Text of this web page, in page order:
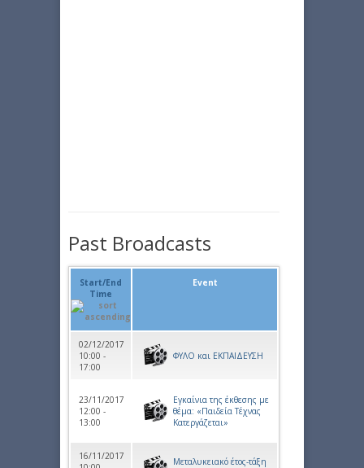
Past Broadcasts
Start/End
Time
Event
02/12/2017
10:00 -
17:00
ΦΥΛΟ και ΕΚΠΑΙΔΕΥΣΗ
23/11/2017
12:00 -
13:00
Eγκαίνια της έκθεσης με
θέμα: «Παιδεία Τέχνας
Κατεργάζεται»
16/11/2017
Μεταλυκειακό έτος-τάξη